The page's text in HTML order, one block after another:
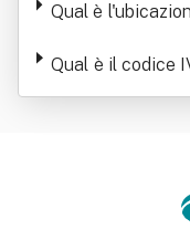
Qual è
Qual è il codice
Gorini